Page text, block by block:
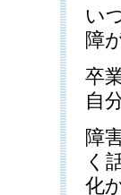
い
障
卒
自
障
く
化